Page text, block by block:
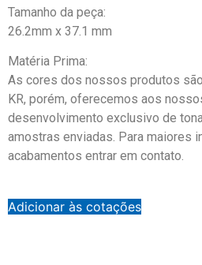
Tamanho da peça:
26.2mm x 37.1 mm
Matéria Prima:
As cores dos nossos produtos
KR, porém, oferecemos aos
desenvolvimento exclusivo de
amostras enviadas. Para maiores
acabamentos entrar em contato.
Adicionar às cotações